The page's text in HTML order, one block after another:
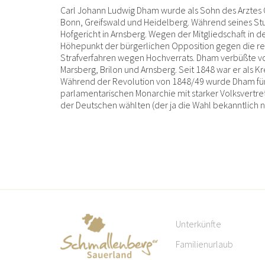
Carl Johann Ludwig Dham wurde als Sohn des
Bonn, Greifswald und Heidelberg. Während seines
Hofgericht in Arnsberg. Wegen der Mitgliedschaft in
Höhepunkt der bürgerlichen Opposition gegen die
Strafverfahren wegen Hochverrats. Dham verbüßte
Marsberg, Brilon und Arnsberg. Seit 1848 war er als
Während der Revolution von 1848/49 wurde Dham
parlamentarischen Monarchie mit starker
der Deutschen wählten (der ja die Wahl bekanntlich
Unterkünfte
Familienurlaub